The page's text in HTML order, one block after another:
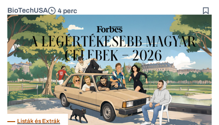
BioTechUSA 4 perc
Listák és Extrák